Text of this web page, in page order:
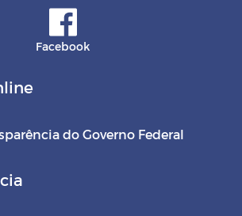
Facebook
do Governo Federal